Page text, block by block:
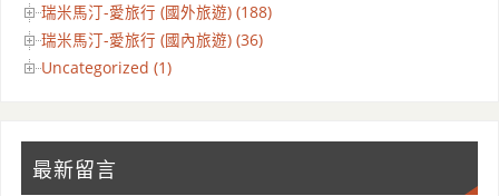
瑞米馬汀-愛旅行 (國外旅遊) (188)
瑞米馬汀-愛旅行 (國內旅遊) (36)
Uncategorized (1)
最新留言